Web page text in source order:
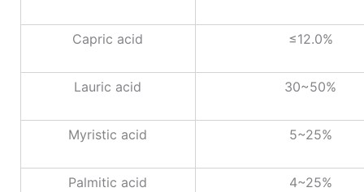
Capric acid ≤12.0%
Lauric acid 30~50%
Myristic acid 5~25%
Palmitic acid 4~25%